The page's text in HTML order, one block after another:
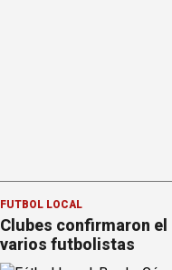
FÚTBOL LOCAL
Clubes confirmaron
varios futbolistas